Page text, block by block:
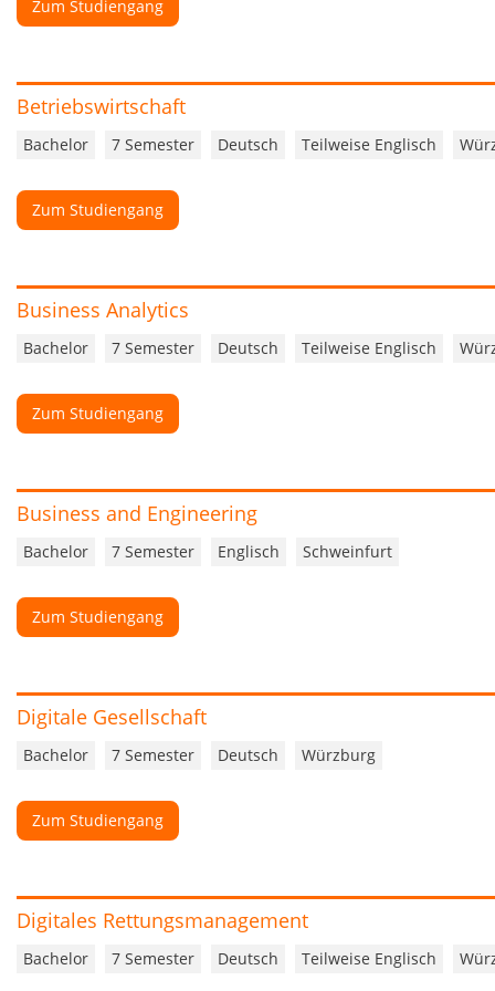
Zum Studiengang
Betriebswirtschaft
Bachelor 7 Semester Deutsch Teilweise Englisch
Zum Studiengang
Business Analytics
Bachelor 7 Semester Deutsch Teilweise Englisch
Zum Studiengang
Business and Engineering
Bachelor 7 Semester Englisch Schweinfurt
Zum Studiengang
Digitale Gesellschaft
Bachelor 7 Semester Deutsch Würzburg
Zum Studiengang
Digitales Rettungsmanagement
Bachelor 7 Semester Deutsch Teilweise Englisch